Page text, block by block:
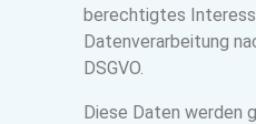
berechtigtes
Datenverarbeitung
DSGVO.
Diese Daten werden